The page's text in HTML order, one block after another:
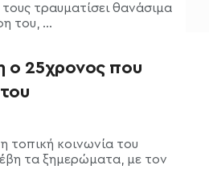
τραυματίσει θανάσιμα
του, ...
ο 25χρονος που
τοπική κοινωνία του
τα ξημερώματα, με τον